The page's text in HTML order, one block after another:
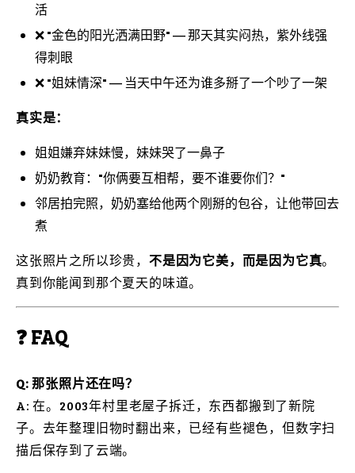
活
❌ "金色的阳光洒满田野" — 那天其实闷热，紫外线强
得刺眼
❌ "姐妹情深" — 当天中午还为谁多掰了一个吵了一架
真实是：
姐姐嫌弃妹妹慢，妹妹哭了一鼻子
奶奶教育："你俩要互相帮，要不谁要你们？"
邻居拍完照，奶奶塞给他两个刚掰的包谷，让他带回去
煮
这张照片之所以珍贵， 不是因为它美，而是因为它真。
真到你能闻到那个夏天的味道。
❓ FAQ
Q: 那张照片还在吗？
A: 在。2003年村里老屋子拆迁，东西都搬到了新院
子。去年整理旧物时翻出来，已经有些褪色，但数字扫
描后保存到了云端。